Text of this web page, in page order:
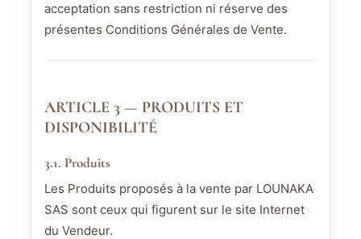
acceptation sans restriction ni réserve des
présentes Conditions Générales de Vente.
ARTICLE 3 — PRODUITS ET
DISPONIBILITÉ
3.1. Produits
Les Produits proposés à la vente par LOUNAKA
SAS sont ceux qui figurent sur le site Internet
du Vendeur.